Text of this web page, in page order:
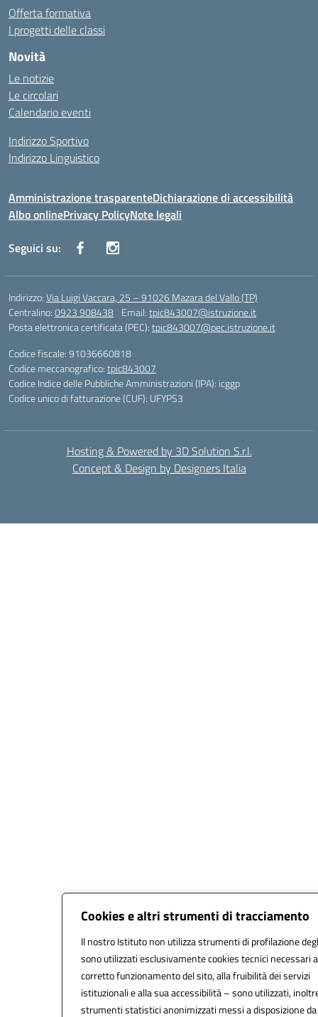
Cookies e altri strumenti di tracciamento
Il nostro Istituto non utilizza strumenti di profilazione
sono utilizzati esclusivamente cookies tecnici necessari
corretto funzionamento del sito, alla fruibilità dei servizi
istituzionali e alla sua accessibilità – sono utilizzati,
strumenti statistici anonimizzati messi a disposizione da
Offerta formativa
I progetti delle classi
Novità
Le notizie
Le circolari
Calendario eventi
Indirizzo Sportivo
Indirizzo Linguistico
Amministrazione trasparenteDichiarazione di accessibilità
Albo onlinePrivacy PolicyNote legali
Seguici su:
Indirizzo:Via Luigi Vaccara, 25 – 91026 Mazara del Vallo (TP)
Centralino:0923 908438 Email:tpic843007@istruzione.it
Posta elettronica certificata (PEC):tpic843007@pec.istruzione.it
Codice fiscale: 91036660818
Codice meccanografico:tpic843007
Codice Indice delle Pubbliche Amministrazioni (IPA): icggp
Codice unico di fatturazione (CUF): UFYPS3
Hosting & Powered by 3D Solution S.r.l.
Concept & Design by Designers Italia